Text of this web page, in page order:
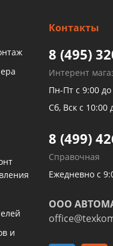
и
Контакты
8 (495)
Интерент
Пн-Пт с 9:00
Сб, Вск с 10:00
8 (499)
Справочная
Ежедневно с
ООО